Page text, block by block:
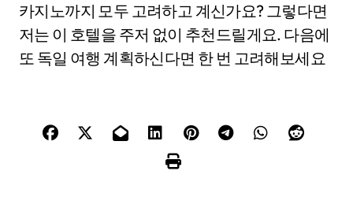
카지노까지 모두 고려하고 계신가요? 그렇다면
저는 이 호텔을 주저 없이 추천드릴게요. 다음에
또 독일 여행 계획하신다면 한 번 고려해보세요